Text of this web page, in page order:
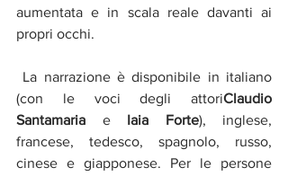
aumentata e in scala reale davanti ai
propri occhi.
(con le voci degli attoriClaudio
Santamaria e Iaia Forte), inglese,
francese, tedesco, spagnolo, russo,
cinese e giapponese. Per le persone